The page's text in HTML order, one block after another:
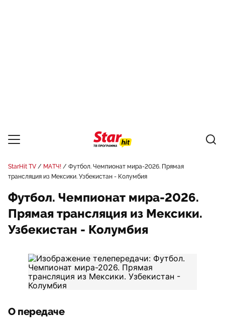
StarHit TV МАТЧ!
Футбол. Чемпионат мира-2026. Прямая
трансляция из Мексики. Узбекистан - Колумбия
Футбол. Чемпионат мира-2026.
Прямая трансляция из Мексики.
Узбекистан - Колумбия
О передаче